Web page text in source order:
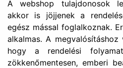
A webshop tulajdonosok
akkor is jöjjenek a
egész mással foglalkoznak.
alkalmas. A megvalósításhoz
hogy a rendelési
zökkenőmentesen, emberi